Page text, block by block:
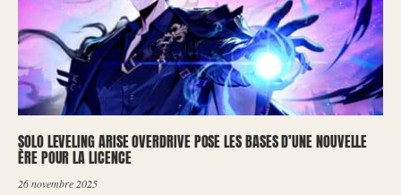
SOLO LEVELING ARISE OVERDRIVE POSE LES BASES D’UNE NOUVELLE
ÈRE POUR LA LICENCE
26 novembre 2025